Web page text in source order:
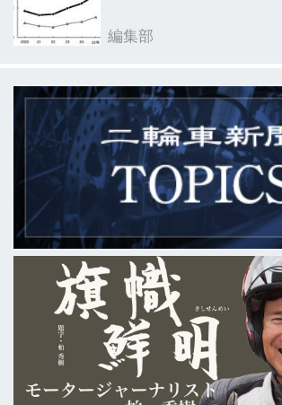
編集部